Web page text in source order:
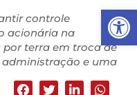
Abrir
controle
acionária na
terra em troca de
administração e uma